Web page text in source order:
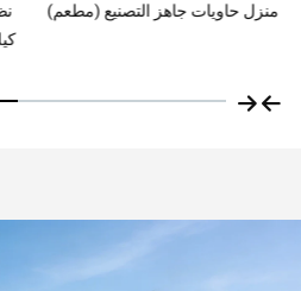
نظام شمسي خارجي بسعة ٢٦١
في خزانة تخزين طاقة